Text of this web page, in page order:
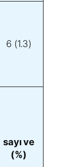
6 (1.3)
sayı ve
(%)